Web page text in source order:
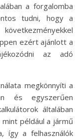
a forgalomba
tudni, hogy a
ezért ajánlott a
az adó
megkönnyíti a
és egyszerűen
általában
például a jármű
így a felhasználók